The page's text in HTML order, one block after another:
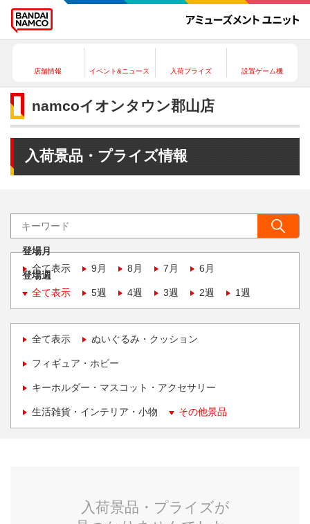
店舗情報 イベント&ニュース 入荷プライズ 設置ゲーム機
namcoイオンタウン郡山店
入荷景品・プライズ情報
登場月
全て表示
9月 8月 7月 6月
登場週
全て表示
5週 4週 3週 2週 1週
全て表示 ぬいぐるみ・クッション
フィギュア・ホビー
キーホルダー・マスコット・アクセサリー
生活雑貨・インテリア・小物 その他景品